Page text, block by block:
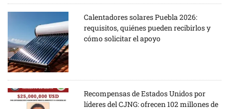
Calentadores solares Puebla 2026:
requisitos, quiénes pueden recibirlos y
cómo solicitar el apoyo
Recompensas de Estados Unidos por
líderes del CJNG: ofrecen 102 millones de